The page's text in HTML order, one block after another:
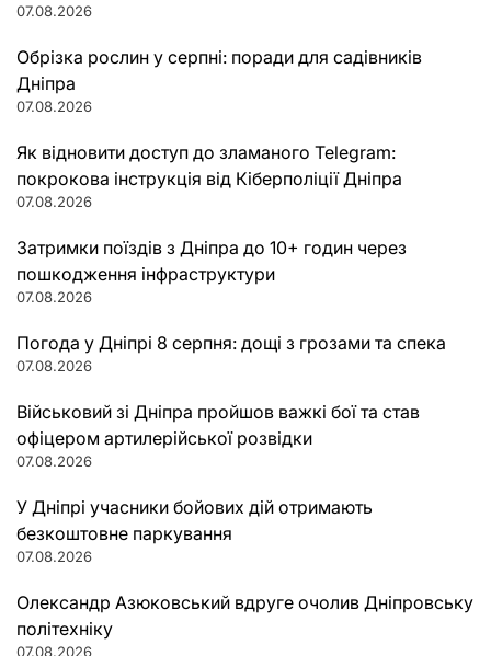
07.08.2026
Обрізка рослин у серпні: поради для садівників
Дніпра
07.08.2026
Як відновити доступ до зламаного Telegram:
покрокова інструкція від Кіберполіції Дніпра
07.08.2026
Затримки поїздів з Дніпра до 10+ годин через
пошкодження інфраструктури
07.08.2026
Погода у Дніпрі 8 серпня: дощі з грозами та спека
07.08.2026
Військовий зі Дніпра пройшов важкі бої та став
офіцером артилерійської розвідки
07.08.2026
У Дніпрі учасники бойових дій отримають
безкоштовне паркування
07.08.2026
Олександр Азюковський вдруге очолив Дніпровську
політехніку
07.08.2026